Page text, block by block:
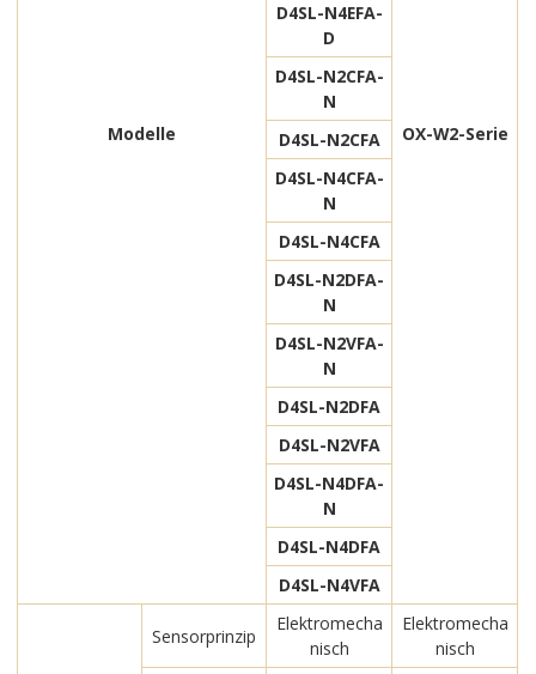
Modelle OX-W2-Serie
D4SL-N4EFA-
D
D4SL-N2CFA-
N
D4SL-N2CFA
D4SL-N4CFA-
N
D4SL-N4CFA
D4SL-N2DFA-
N
D4SL-N2VFA-
N
D4SL-N2DFA
D4SL-N2VFA
D4SL-N4DFA-
N
D4SL-N4DFA
D4SL-N4VFA
Sensorprinzip
Elektromecha
nisch
Elektromecha
nisch